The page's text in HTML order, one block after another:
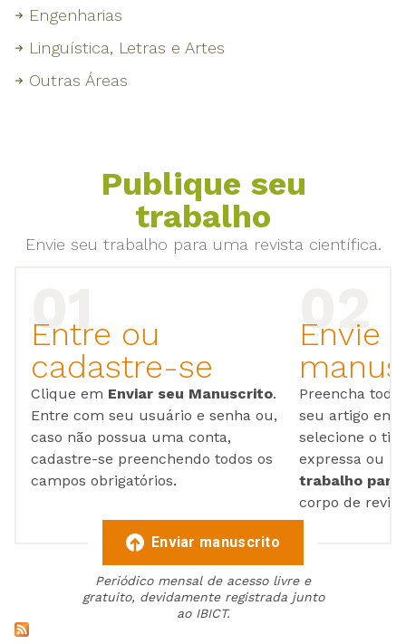
Engenharias
Linguística, Letras e Artes
Outras Áreas
Publique seu
trabalho
Envie seu trabalho para uma revista científica.
Entre ou
cadastre-se
Clique em Enviar seu Manuscrito.
Entre com seu usuário e senha ou,
caso não possua uma conta,
cadastre-se preenchendo todos os
campos obrigatórios.
Envie
Preencha
seu artigo em
selecione o
expressa ou
trabalho para
corpo de
Enviar manuscrito
Periódico mensal de acesso livre e
gratuito, devidamente registrada junto
ao IBICT.